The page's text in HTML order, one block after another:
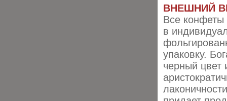
ВНЕШНИЙ
Все
в
упаковку.
черный цвет